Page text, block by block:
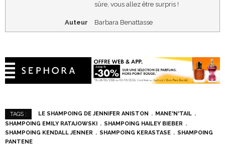
sûre, vous allez être surpris !
Auteur Barbara Benattasse
TAGS : LE SHAMPOING DE JENNIFER ANISTON
MANE'N'TAIL
SHAMPOING EMILY RATAJOWSKI
SHAMPOING HAILEY BIEBER
SHAMPOING KENDALL JENNER
SHAMPOING KERASTASE
SHAMPOING
PANTENE